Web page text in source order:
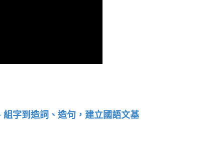
字到造詞、造句，建立國語文基